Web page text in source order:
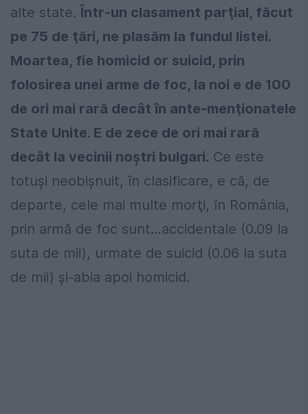
alte state. Într-un clasament parţial, făcut
pe 75 de ţări, ne plasăm la fundul listei.
Moartea, fie homicid or suicid, prin
folosirea unei arme de foc, la noi e de 100
de ori mai rară decât în ante-menţionatele
State Unite. E de zece de ori mai rară
decât la vecinii noştri bulgari. Ce este
totuşi neobişnuit, în clasificare, e că, de
departe, cele mai multe morţi, în România,
prin armă de foc sunt…accidentale (0.09 la
suta de mii), urmate de suicid (0.06 la suta
de mii) şi-abia apoi homicid.